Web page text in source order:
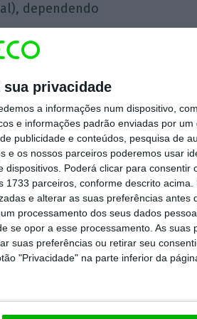
sua privacidade
a informações num dispositivo,
e informações padrão enviadas por um
publicidade e conteúdos, pesquisa de
e os nossos parceiros poderemos usar
Poderá clicar para consentir
parceiros, conforme descrito acima.
e alterar as suas preferências antes
processamento dos seus dados
se opor a esse processamento. As suas
suas preferências ou retirar seu
"Privacidade" na parte inferior da
dependendo
eólicos,
da empresa:
diversificar omix
operando
à sua
tendo sido
encontra-se
na Polónia,